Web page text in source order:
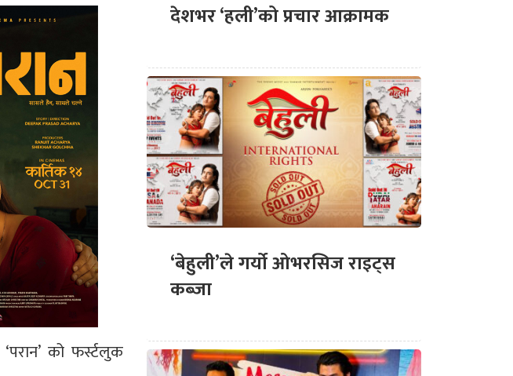
को फर्स्टलुक
देशभर ‘हली’को प्रचार आक्रामक
‘बेहुली’ले गर्यो ओभरसिज राइट्स
कब्जा